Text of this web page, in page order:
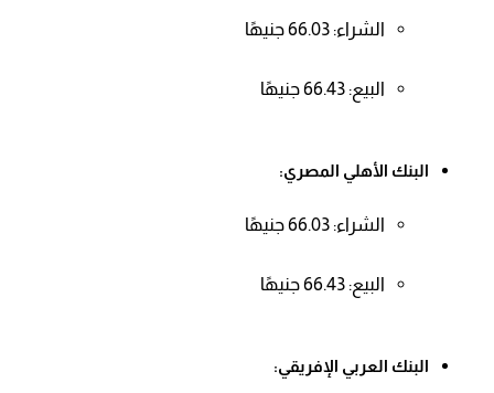
الشراء: 66.03 جنيهًا
البيع: 66.43 جنيهًا
البنك الأهلي المصري:
الشراء: 66.03 جنيهًا
البيع: 66.43 جنيهًا
البنك العربي الإفريقي: